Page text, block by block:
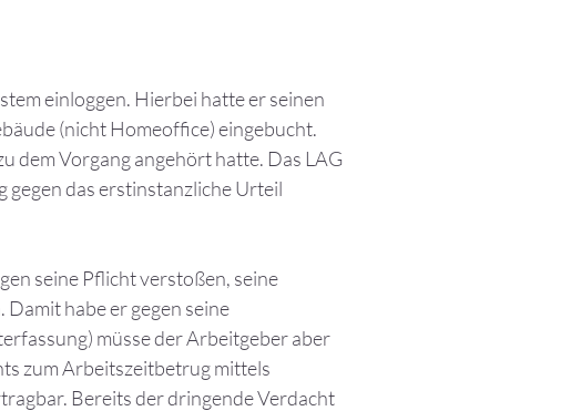
einloggen. Hierbei hatte er seinen
(nicht Homeoffice) eingebucht.
dem Vorgang angehört hatte. Das LAG
das erstinstanzliche Urteil
seine Pflicht verstoßen, seine
habe er gegen seine
müsse der Arbeitgeber aber
zum Arbeitszeitbetrug mittels
Bereits der dringende Verdacht